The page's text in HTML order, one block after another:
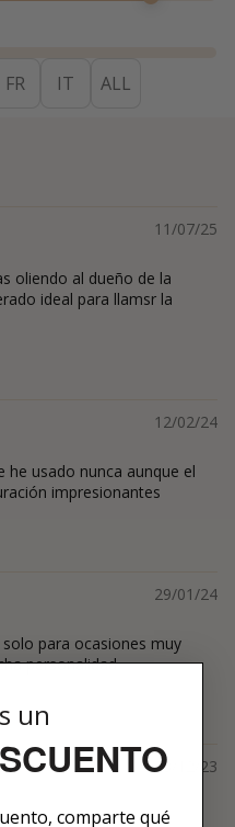
FR IT ALL
11/07/25
oliendo al dueño de la
ideal para llamsr la
12/02/24
usado nunca aunque el
impresionantes
29/01/24
para ocasiones muy
personalidad
23/12/23
un
comparte qué